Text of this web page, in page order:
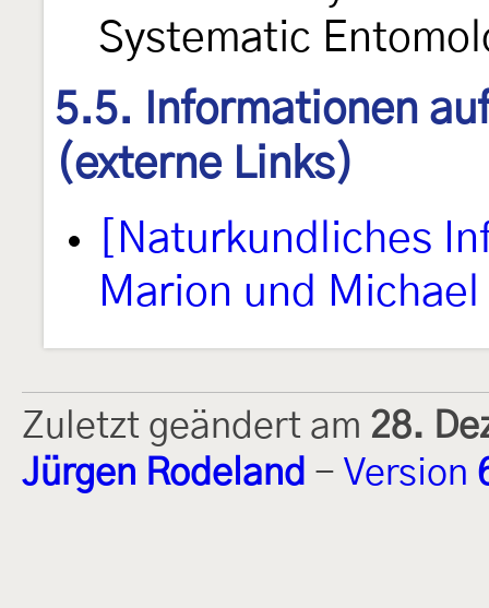
Systematic
5.5. Informationen
(externe Links)
[Naturkundliches
Marion und
Zuletzt geändert am 28.
Jürgen Rodeland - Version